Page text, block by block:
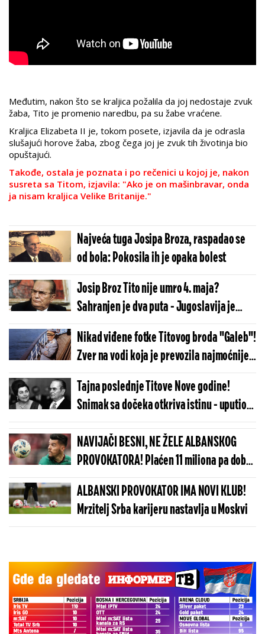
Međutim, nakon što se kraljica požalila da joj nedostaje zvuk
žaba, Tito je promenio naredbu, pa su žabe vraćene.
Kraljica Elizabeta II je, tokom posete, izjavila da je odrasla
slušajući horove žaba, zbog čega joj je zvuk tih životinja bio
opuštajući.
Takođe, ostala je poznata i po rečenici u kojoj je, nakon
susreta sa Titom, izjavila: "Ako je on mašinbravar, onda
ja nisam kraljica Velike Britanije."
Najveća tuga Josipa Broza, raspadao se
od bola: Pokosila ih je opaka bolest
Josip Broz Tito nije umro 4. maja?
Sahranjen je dva puta - Jugoslavija je
ronila suze, a prava istina se zataškavala
Nikad viđene fotke Titovog broda "Galeb"!
Zver na vodi koja je prevozila najmoćnijeg
čoveka Juge krije brojne tajne (FOTO)
Tajna poslednje Titove Nove godine!
Snimak sa dočeka otkriva istinu - uputio
je čestitku narodu, a 12 dana kasnije bližio
mu se kraj (VIDEO)
NAVIJAČI BESNI, NE ŽELE ALBANSKOG
PROVOKATORA! Plaćen 11 miliona pa dobio
brutalnu poruku
ALBANSKI PROVOKATOR IMA NOVI KLUB!
Mrzitelj Srba karijeru nastavlja u Moskvi